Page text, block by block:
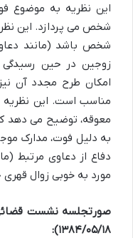
این نظریه به موضوع
شخص می پردازد. این
شخص باشد (مانند
زوجین در حین
امکان طرح مجدد آن
مناسب است. این نظریه
معوقه، توضیح می دهد
به دلیل فوت، مدارک
دفاع از دعاوی مرتبط
مورد به خوبی زوال
صورتجلسه نشست
۱۳۸۴/۰۵/۱۸):